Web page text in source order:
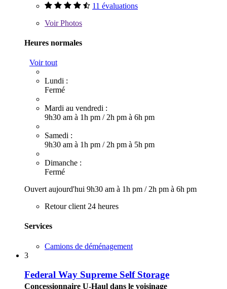
11 évaluations
VoirPhotos
Heures normales
Voir tout
Lundi :
Fermé
Mardi au vendredi :
9h30 am à 1h pm / 2h pm à 6h pm
Samedi :
9h30 am à 1h pm / 2h pm à 5h pm
Dimanche :
Fermé
Ouvert aujourd'hui 9h30 am à 1h pm / 2h pm à 6h pm
Retour client 24 heures
Services
Camions de déménagement
3
Federal Way Supreme Self Storage
Concessionnaire U-Haul dans le voisinage